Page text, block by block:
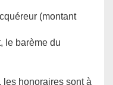
(montant
le barème du
honoraires sont à